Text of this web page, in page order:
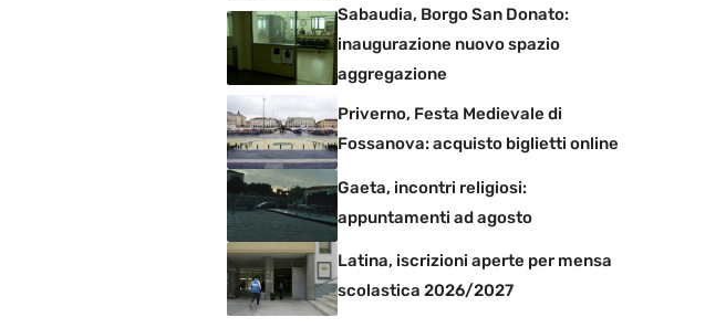
Sabaudia, Borgo San Donato:
inaugurazione nuovo spazio
aggregazione
Priverno, Festa Medievale di
Fossanova: acquisto biglietti online
Gaeta, incontri religiosi:
appuntamenti ad agosto
Latina, iscrizioni aperte per mensa
scolastica 2026/2027